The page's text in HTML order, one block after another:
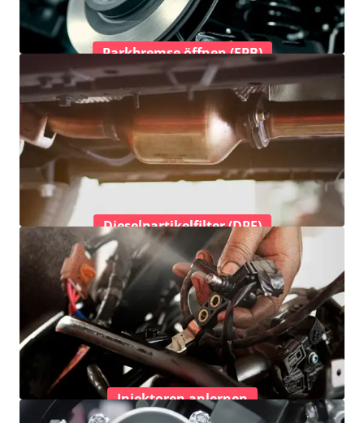
Parkbremse öffnen (EPB)
Dieselpartikelfilter (DPF)
Injektoren anlernen